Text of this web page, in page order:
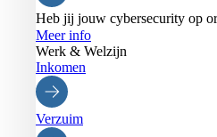
Heb jij jouw cybersecurity op
Meer info
Werk & Welzijn
Inkomen
Verzuim